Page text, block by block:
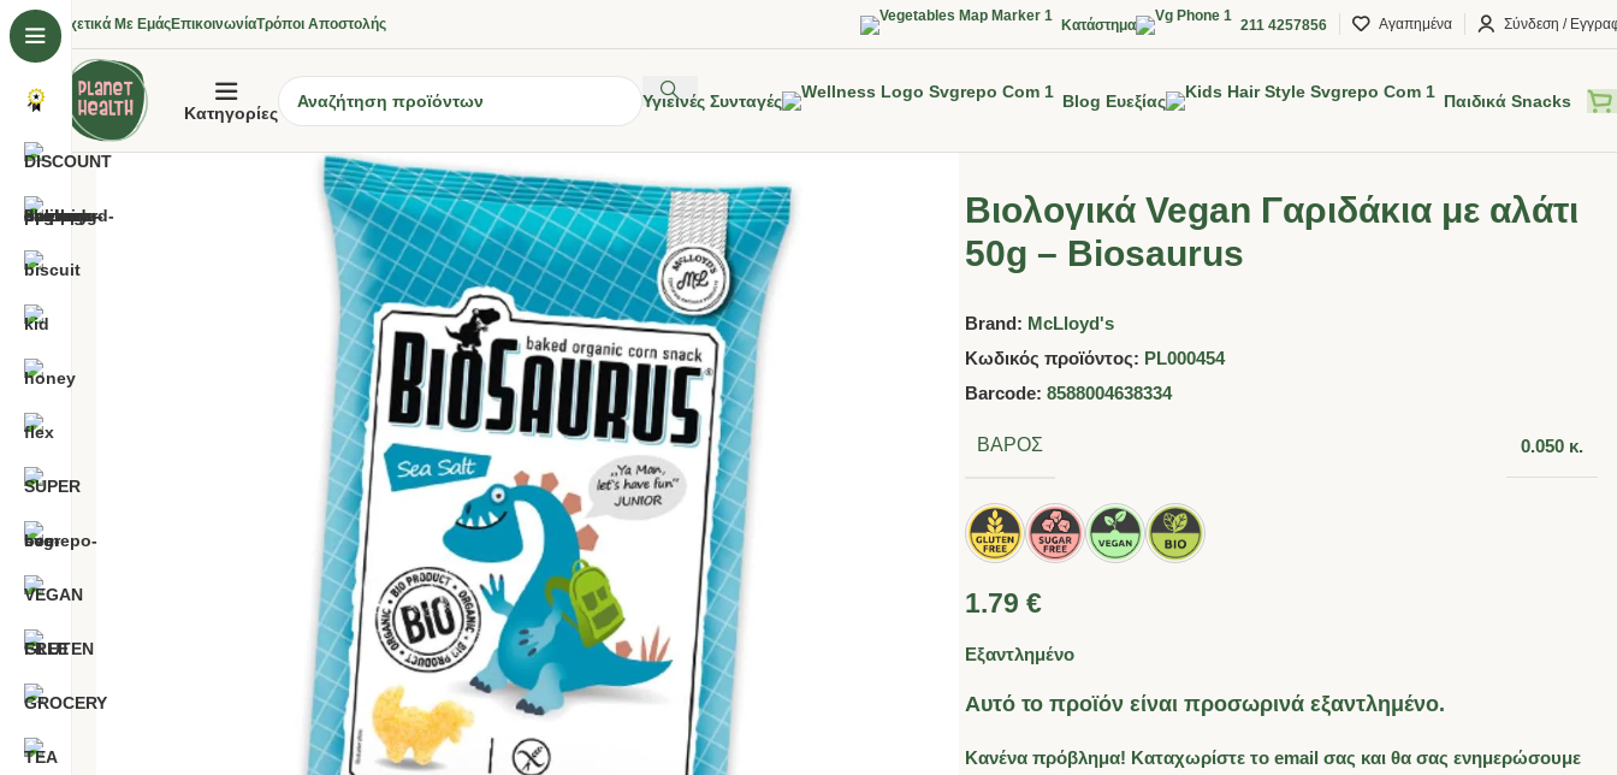
Σχετικά Με ΕμάςΕπικοινωνίαΤρόποι Αποστολής Κατάστημα 211 4257856 Αγαπημένα Σύνδεση /
Κατηγορίες
Υγιεινές Συνταγές Blog Ευεξίας Παιδικά Snacks
SOLD OUT
Βιολογικά Vegan Γαριδάκια με αλάτι
50g – Biosaurus
Brand: McLloyd's
Κωδικός προϊόντος: PL000454
Barcode:8588004638334
ΒΆΡΟΣ 0.050 κ.
1.79€
Εξαντλημένο
Αυτό το προϊόν είναι προσωρινά εξαντλημένο.
Κανένα πρόβλημα! Καταχωρίστε το email σας και θα σας ενημερώσουμε